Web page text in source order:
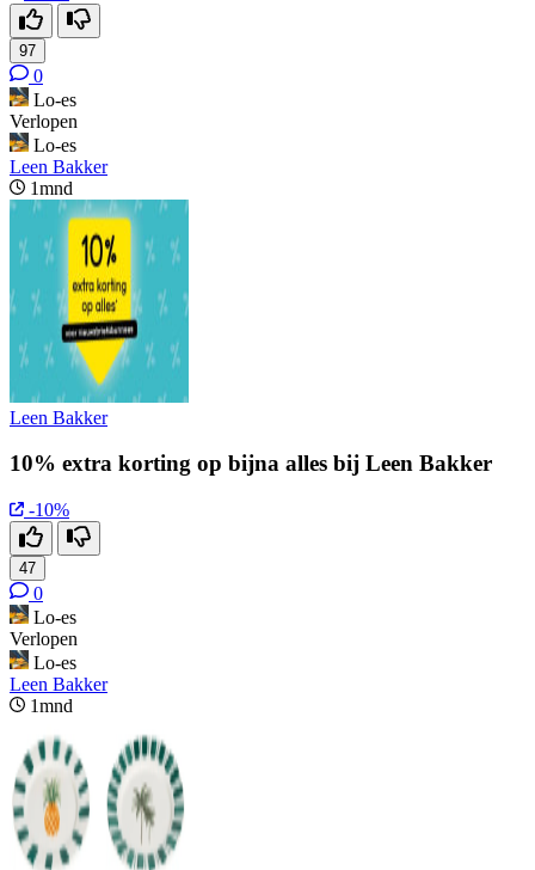
97
0
Lo-es
Verlopen
Lo-es
Leen Bakker
1mnd
Leen Bakker
10% extra korting op bijna alles bij Leen Bakker
-10%
47
0
Lo-es
Verlopen
Lo-es
Leen Bakker
1mnd